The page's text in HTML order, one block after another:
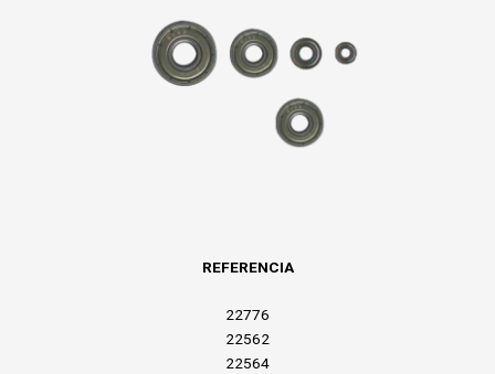
REFERENCIA
22776
22562
22564